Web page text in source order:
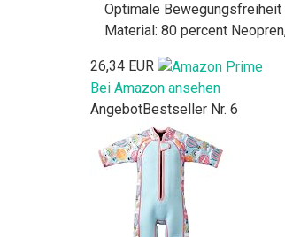
Optimale
Material: 80 percent
26,34 EUR
Bei Amazon ansehen
AngebotBestseller Nr. 6